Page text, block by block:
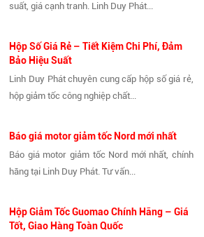
suất, giá cạnh tranh. Linh Duy Phát...
Hộp Số Giá Rẻ – Tiết Kiệm Chi Phí, Đảm
Bảo Hiệu Suất
Linh Duy Phát chuyên cung cấp hộp số giá rẻ,
hộp giảm tốc công nghiệp chất...
Báo giá motor giảm tốc Nord mới nhất
Báo giá motor giảm tốc Nord mới nhất, chính
hãng tại Linh Duy Phát. Tư vấn...
Hộp Giảm Tốc Guomao Chính Hãng – Giá
Tốt, Giao Hàng Toàn Quốc